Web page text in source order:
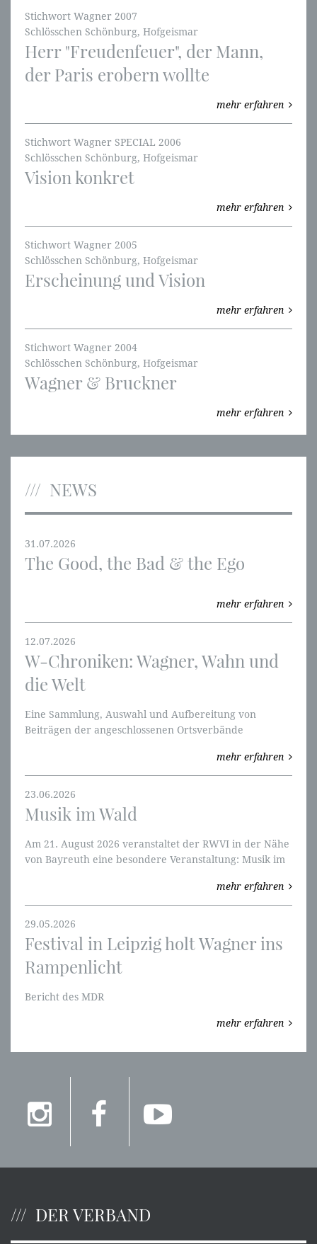
Stichwort Wagner 2007
Schlösschen Schönburg, Hofgeismar
Herr "Freudenfeuer", der Mann,
der Paris erobern wollte
mehr erfahren
Stichwort Wagner SPECIAL 2006
Schlösschen Schönburg, Hofgeismar
Vision konkret
mehr erfahren
Stichwort Wagner 2005
Schlösschen Schönburg, Hofgeismar
Erscheinung und Vision
mehr erfahren
Stichwort Wagner 2004
Schlösschen Schönburg, Hofgeismar
Wagner & Bruckner
mehr erfahren
NEWS
31.07.2026
The Good, the Bad & the Ego
mehr erfahren
12.07.2026
W-Chroniken: Wagner, Wahn und
die Welt
Eine Sammlung, Auswahl und Aufbereitung von
Beiträgen der angeschlossenen Ortsverbände
Nibelungen und mit W-Perspektiven an.mehr erfahren
23.06.2026
Musik im Wald
Am 21. August 2026 veranstaltet der RWVI in der Nähe
von Bayreuth eine besondere Veranstaltung: Musik im
mehr erfahren
29.05.2026
Festival in Leipzig holt Wagner ins
Rampenlicht
Bericht des MDR
mehr erfahren
DER VERBAND